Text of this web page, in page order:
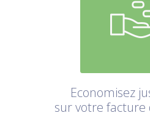
Economisez
sur votre facture